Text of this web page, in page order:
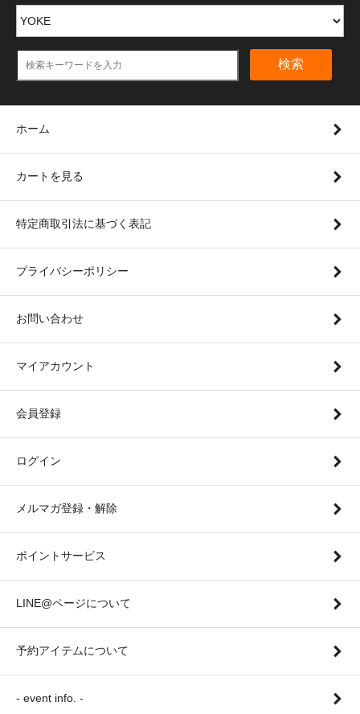
検索
ホーム
カートを見る
特定商取引法に基づく表記
プライバシーポリシー
お問い合わせ
マイアカウント
会員登録
ログイン
メルマガ登録・解除
ポイントサービス
LINE@ページについて
予約アイテムについて
- event info. -